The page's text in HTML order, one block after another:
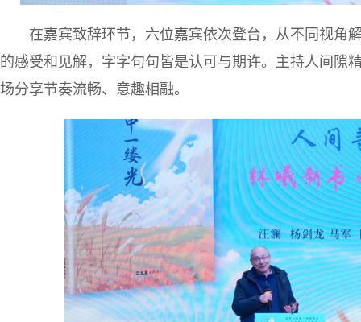
在嘉宾致辞环节，六位嘉宾依次登台，从不同视角
的感受和见解，字字句句皆是认可与期许。主持人间隙
场分享节奏流畅、意趣相融。